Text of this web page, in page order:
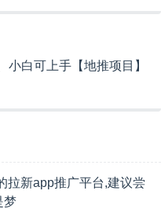
白可上手【地推项目】
拉新app推广平台,建议尝
梦